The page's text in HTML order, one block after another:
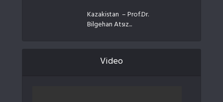
Kazakistan – Prof.Dr.
Bilgehan Atsız...
Video